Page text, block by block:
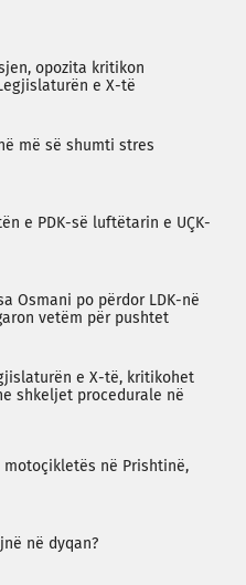
opozita kritikon
e X-të
më së shumti stres
e PDK-së luftëtarin e UÇK-
Osmani po përdor LDK-në
vetëm për pushtet
e X-të, kritikohet
shkeljet procedurale në
në Prishtinë,
në dyqan?